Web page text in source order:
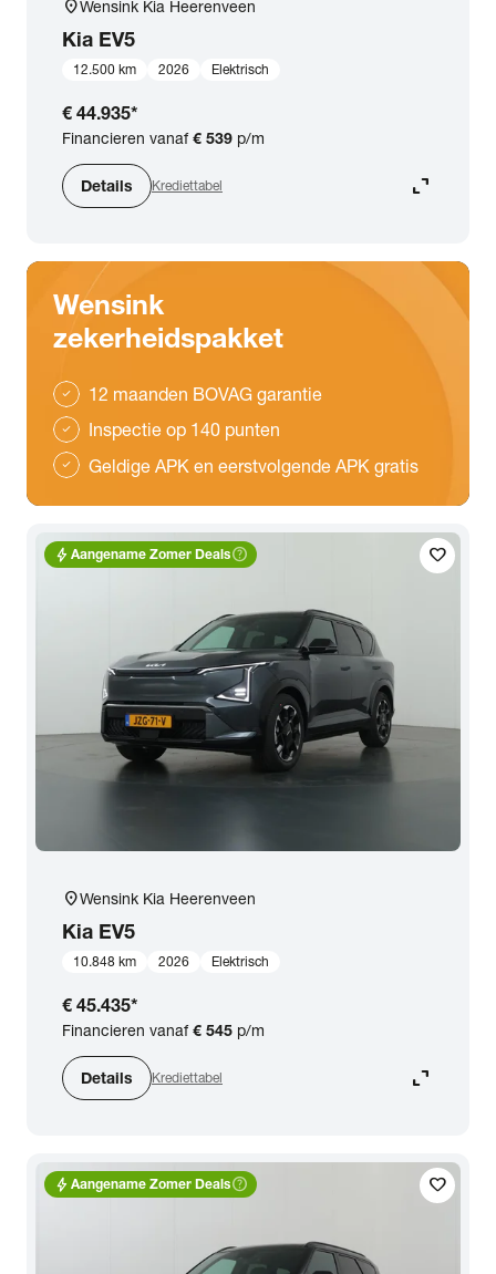
location_onWensink Kia Heerenveen
Kia EV5
12.500 km 2026 Elektrisch
€ 44.935*
Financieren vanaf€ 539 p/m
Details Krediettabel expand_content
Wensink
zekerheidspakket
check 12 maanden BOVAG garantie
check Inspectie op 140 punten
check Geldige APK en eerstvolgende APK gratis
favorite
bolt Aangename Zomer Dealshelp_outline
location_onWensink Kia Heerenveen
Kia EV5
10.848 km 2026 Elektrisch
€ 45.435*
Financieren vanaf€ 545 p/m
Details Krediettabel expand_content
favorite
bolt Aangename Zomer Dealshelp_outline